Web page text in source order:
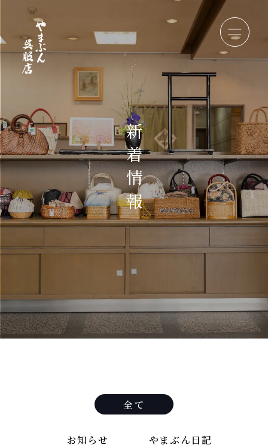
新
着
情
報
全て
お知らせ やまぶん日記